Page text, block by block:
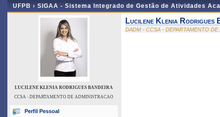
UFPB › SIGAA - Sistema Integrado de Gestão de Atividades
LUCILENE KLENIA RODRIGUES BANDEIRA
CCSA - DEPARTAMENTO DE ADMINISTRACAO
Perfil Pessoal
Lucilene Klenia Rodrigues
DADM - CCSA - DEPARTAMENTO